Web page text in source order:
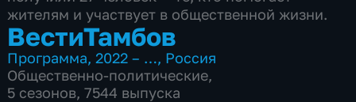
жителям и участвует в общественной жизни.
ВестиТамбов
Программа,2022 – …, Россия
Общественно-политические,
5 сезонов, 7544 выпуска